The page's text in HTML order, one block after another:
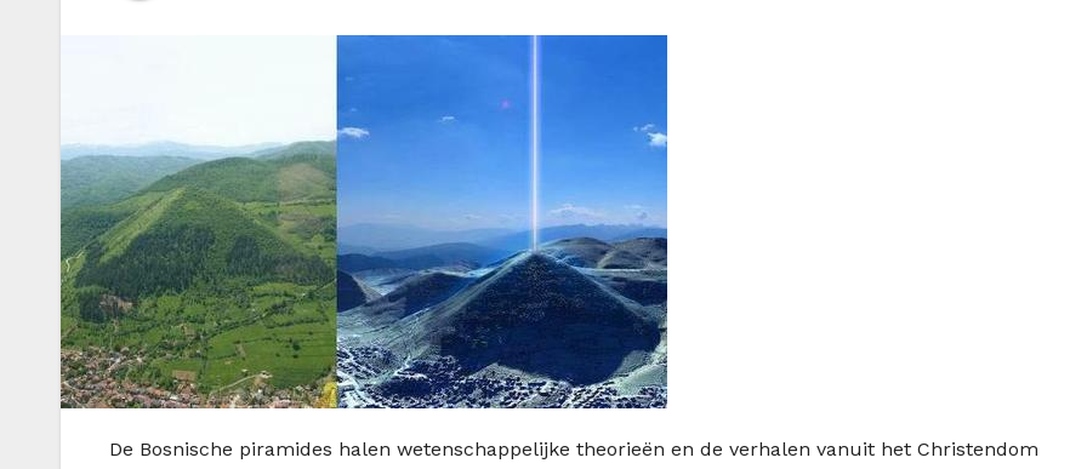
De Bosnische piramides halen wetenschappelijke theorieën en de verhalen vanuit het Christendom